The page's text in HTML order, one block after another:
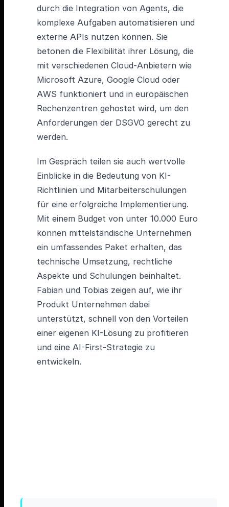
durch die Integration von Agents, die
komplexe Aufgaben automatisieren und
externe APIs nutzen können. Sie
betonen die Flexibilität ihrer Lösung, die
mit verschiedenen Cloud-Anbietern wie
Microsoft Azure, Google Cloud oder
AWS funktioniert und in europäischen
Rechenzentren gehostet wird, um den
Anforderungen der DSGVO gerecht zu
werden.
Im Gespräch teilen sie auch wertvolle
Einblicke in die Bedeutung von KI-
Richtlinien und Mitarbeiterschulungen
für eine erfolgreiche Implementierung.
Mit einem Budget von unter 10.000 Euro
können mittelständische Unternehmen
ein umfassendes Paket erhalten, das
technische Umsetzung, rechtliche
Aspekte und Schulungen beinhaltet.
Fabian und Tobias zeigen auf, wie ihr
Produkt Unternehmen dabei
unterstützt, schnell von den Vorteilen
einer eigenen KI-Lösung zu profitieren
und eine AI-First-Strategie zu
entwickeln.